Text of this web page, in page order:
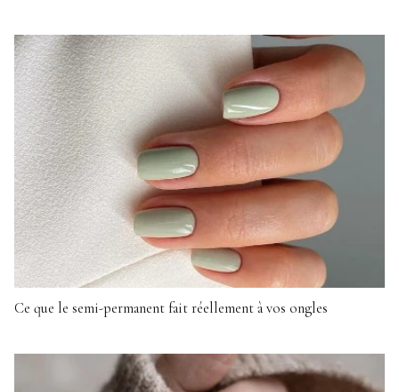
Ce que le semi-permanent fait réellement à vos ongles